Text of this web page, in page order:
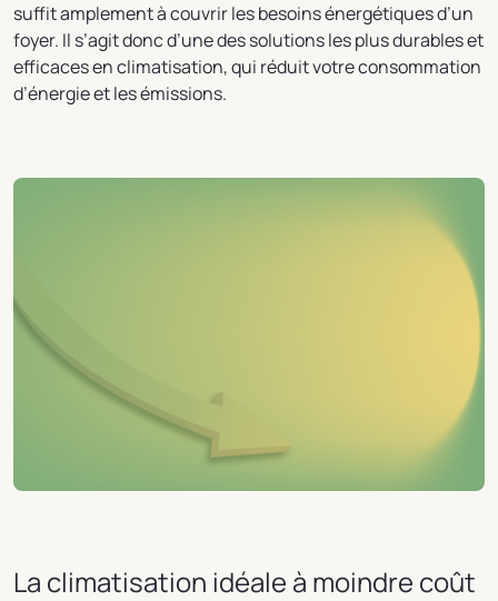
suffit amplement à couvrir les besoins énergétiques d’un
foyer. Il s’agit donc d’une des solutions les plus durables et
efficaces en climatisation, qui réduit votre consommation
d’énergie et les émissions.
La climatisation idéale à moindre coût